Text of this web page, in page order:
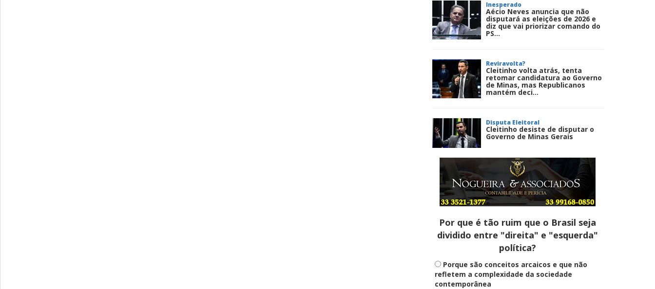
Inesperado
Aécio Neves anuncia que não
disputará as eleições de 2026 e
diz que vai priorizar comando do
PS...
Reviravolta?
Cleitinho volta atrás, tenta
retomar candidatura ao Governo
de Minas, mas Republicanos
mantém deci...
Disputa Eleitoral
Cleitinho desiste de disputar o
Governo de Minas Gerais
Entenda
Pix Pensão Alimentícia: entenda
o que é e como solicitar
Saúde Mental
Plataforma oferece escuta em
saúde mental para jovens no SUS
Digital
Por que é tão ruim que o Brasil seja
dividido entre "direita" e "esquerda"
política?
Porque são conceitos arcaicos e que não
refletem a complexidade da sociedade
contemporânea